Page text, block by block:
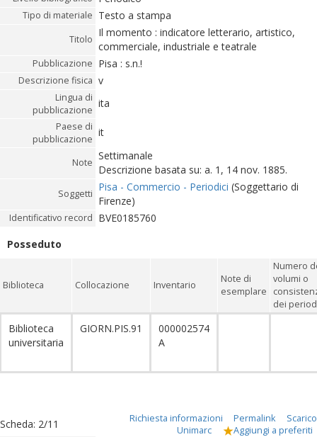
Tipo di materiale Testo a stampa
Titolo
Il momento : indicatore letterario, artistico,
commerciale, industriale e teatrale
Pubblicazione Pisa : s.n.!
Descrizione fisica v
Lingua di
pubblicazione
ita
Paese di
pubblicazione
it
Note
Settimanale
Descrizione basata su: a. 1, 14 nov. 1885.
Soggetti
Pisa - Commercio - Periodici (Soggettario di
Firenze)
Identificativo record BVE0185760
Posseduto
Biblioteca Collocazione Inventario
Note di
esemplare
Numero
volumi o
dei
Biblioteca
universitaria
GIORN.PIS.91
000002574
A
Scheda: 2/11 Richiesta informazioni Permalink
Scarico
Unimarc
Aggiungi a preferiti